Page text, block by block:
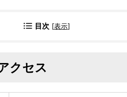
目次 [表示]
クセス